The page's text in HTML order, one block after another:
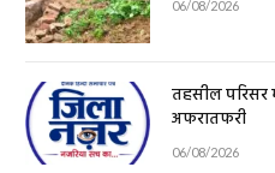
06/08/2026
तहसील परिसर
अफरातफरी
06/08/2026